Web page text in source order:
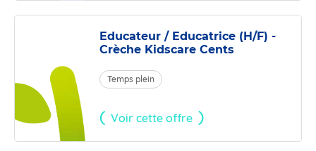
Educateur / Educatrice (H/F) -
Crèche Kidscare Cents
Temps plein
Voir cette offre